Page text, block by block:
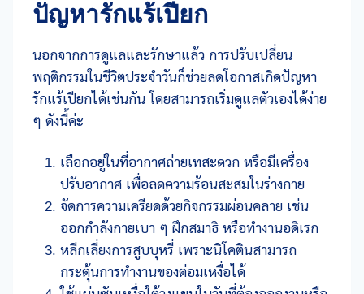
ปัญหารักแร้เปียก
นอกจากการดูแลและรักษาแล้ว การปรับเปลี่ยน
พฤติกรรมในชีวิตประจำวันก็ช่วยลดโอกาสเกิดปัญหา
รักแร้เปียกได้เช่นกัน โดยสามารถเริ่มดูแลตัวเองได้ง่าย
ๆ ดังนี้ค่ะ
เลือกอยู่ในที่อากาศถ่ายเทสะดวก หรือมีเครื่อง
ปรับอากาศ เพื่อลดความร้อนสะสมในร่างกาย
จัดการความเครียดด้วยกิจกรรมผ่อนคลาย เช่น
ออกกำลังกายเบา ๆ ฝึกสมาธิ หรือทำงานอดิเรก
หลีกเลี่ยงการสูบบุหรี่ เพราะนิโคตินสามารถ
กระตุ้นการทำงานของต่อมเหงื่อได้